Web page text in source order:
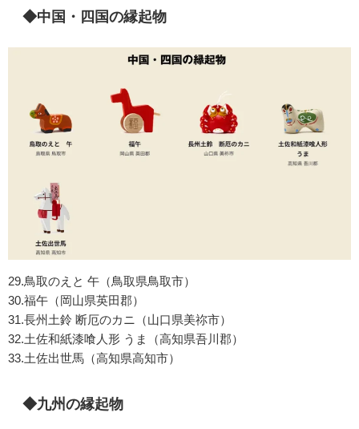
◆中国・四国の縁起物
29.鳥取のえと 午（鳥取県鳥取市）
30.福午（岡山県英田郡）
31.長州土鈴 断厄のカニ（山口県美祢市）
32.土佐和紙漆喰人形 うま（高知県吾川郡）
33.土佐出世馬（高知県高知市）
◆九州の縁起物